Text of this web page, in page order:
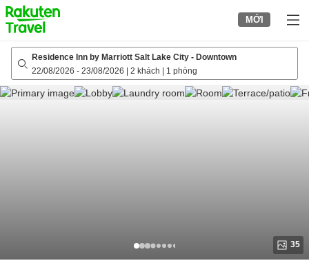
to
top
page
MỚI
Residence Inn by Marriott Salt Lake City - Downtown
22/08/2026 - 23/08/2026 2 khách 1 phòng
35